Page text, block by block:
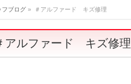
フブログ » ＃アルファード キズ修理
アルファード キズ修理